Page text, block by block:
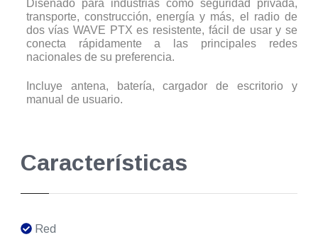
Diseñado para industrias como seguridad privada,
transporte, construcción, energía y más, el radio de
dos vías WAVE PTX es resistente, fácil de usar y se
conecta rápidamente a las principales redes
nacionales de su preferencia.
Incluye antena, batería, cargador de escritorio y
manual de usuario.
Características
Red